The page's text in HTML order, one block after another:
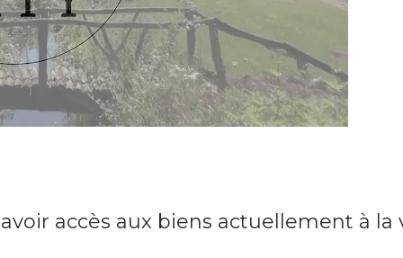
accès aux biens actuellement à la